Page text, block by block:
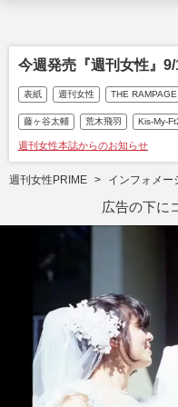
今週発売『週刊女性』
表紙 週刊女性 THE RAMPAGE
藤ヶ谷太輔 荒木飛羽 Kis-My-
週刊女性本誌からのお知らせ
週刊女性PRIME インフォメー
広告の下に